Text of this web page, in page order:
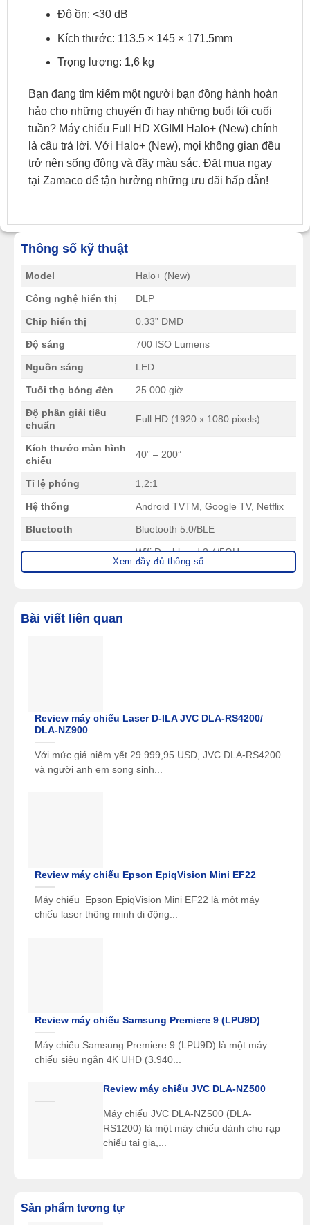
Độ ồn: <30 dB
Kích thước: 113.5 × 145 × 171.5mm
Trọng lượng: 1,6 kg
Bạn đang tìm kiếm một người bạn đồng hành hoàn
hảo cho những chuyến đi hay những buổi tối cuối
tuần? Máy chiếu Full HD XGIMI Halo+ (New) chính
là câu trả lời. Với Halo+ (New), mọi không gian đều
trở nên sống động và đầy màu sắc. Đặt mua ngay
tại Zamaco để tận hưởng những ưu đãi hấp dẫn!
Thông số kỹ thuật
Model Halo+ (New)
Công nghệ hiển thị DLP
Chip hiển thị 0.33” DMD
Độ sáng 700 ISO Lumens
Nguồn sáng LED
Tuổi thọ bóng đèn 25.000 giờ
Độ phân giải tiêu
chuẩn
Full HD (1920 x 1080 pixels)
Kích thước màn hình
chiếu
40” – 200”
Tỉ lệ phóng 1,2:1
Hệ thống Android TVTM, Google TV, Netflix
Bluetooth Bluetooth 5.0/BLE
Wifi Dual-band 2.4/5GHz,
802.11a/b/g/n/ac
Cổng kết nối đầu ra
DTS-HD
DTS-Studio Sound
Dolby Digital Plus
(DD+)
có
Xem đầy đủ thông số
Bài viết liên quan
Review máy chiếu Laser D-ILA JVC DLA-RS4200/
DLA-NZ900
Với mức giá niêm yết 29.999,95 USD, JVC DLA-RS4200
và người anh em song sinh...
Review máy chiếu Epson EpiqVision Mini EF22
Máy chiếu Epson EpiqVision Mini EF22 là một máy
chiếu laser thông minh di động...
Review máy chiếu Samsung Premiere 9 (LPU9D)
Máy chiếu Samsung Premiere 9 (LPU9D) là một máy
chiếu siêu ngắn 4K UHD (3.940...
Review máy chiếu JVC DLA-NZ500
Máy chiếu JVC DLA-NZ500 (DLA-
RS1200) là một máy chiếu dành cho rạp
chiếu tại gia,...
Sản phẩm tương tự